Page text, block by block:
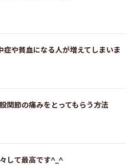
症や貧血になる人が増えてしまいま
関節の痛みをとってもらう方法
して最高です^_^